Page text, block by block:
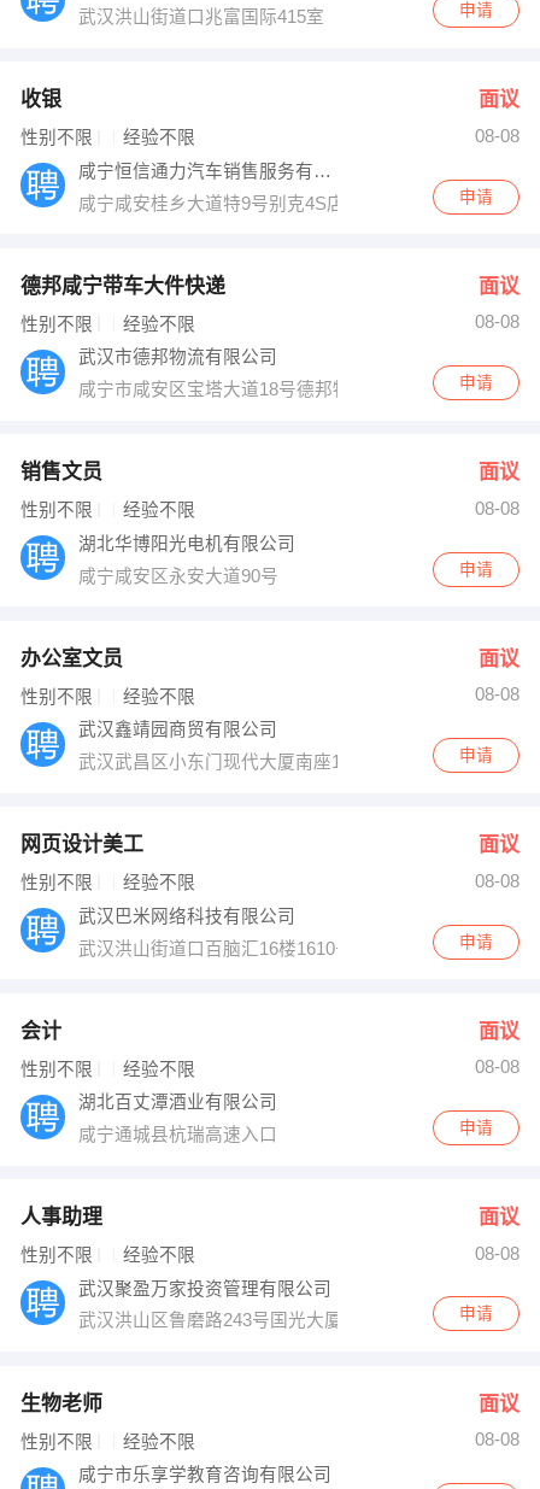
武汉洪山街道口兆富国际415室
申请
收银 面议
性别不限 经验不限
08-08
咸宁恒信通力汽车销售服务有限公司
咸宁咸安桂乡大道特9号别克4S店
申请
德邦咸宁带车大件快递 面议
性别不限 经验不限
08-08
武汉市德邦物流有限公司
咸宁市咸安区宝塔大道18号德邦物流
申请
销售文员 面议
性别不限 经验不限
08-08
湖北华博阳光电机有限公司
咸宁咸安区永安大道90号
申请
办公室文员 面议
性别不限 经验不限
08-08
武汉鑫靖园商贸有限公司
武汉武昌区小东门现代大厦南座1405
申请
网页设计美工 面议
性别不限 经验不限
08-08
武汉巴米网络科技有限公司
武汉洪山街道口百脑汇16楼1610号
申请
会计 面议
性别不限 经验不限
08-08
湖北百丈潭酒业有限公司
咸宁通城县杭瑞高速入口
申请
人事助理 面议
性别不限 经验不限
08-08
武汉聚盈万家投资管理有限公司
武汉洪山区鲁磨路243号国光大厦B座14楼1401室申请
生物老师 面议
性别不限 经验不限
08-08
咸宁市乐享学教育咨询有限公司